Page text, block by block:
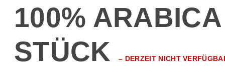
100%
STÜCK– DERZEIT NICHT